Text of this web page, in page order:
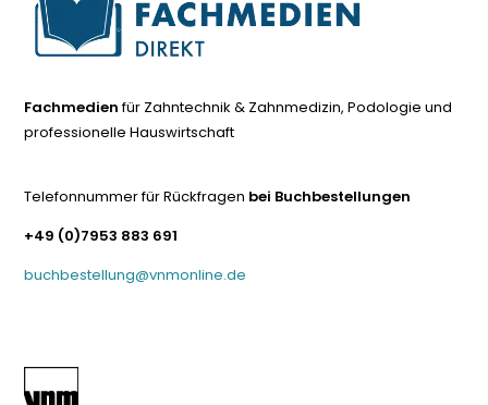
Fachmedienfür Zahntechnik & Zahnmedizin, Podologie und
professionelle Hauswirtschaft
Telefonnummer für Rückfragen bei Buchbestellungen
+49 (0)7953 883 691
buchbestellung@vnmonline.de